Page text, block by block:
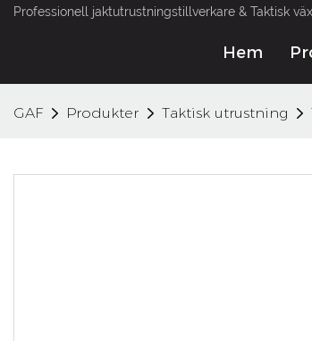
Professionell jaktutrustningstillverkare & Taktisk
Hem
GAF Produkter Taktisk utrustning